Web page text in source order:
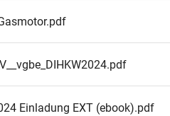
Einladung EXT (ebook).pdf